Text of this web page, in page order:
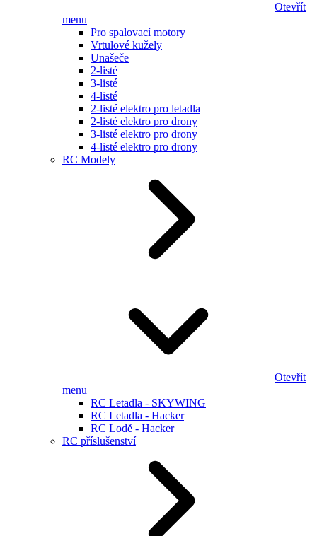
Otevřít
menu
Pro spalovací motory
Vrtulové kužely
Unašeče
2-listé
3-listé
4-listé
2-listé elektro pro letadla
2-listé elektro pro drony
3-listé elektro pro drony
4-listé elektro pro drony
RC Modely
Otevřít
menu
RC Letadla - SKYWING
RC Letadla - Hacker
RC Lodě - Hacker
RC příslušenství